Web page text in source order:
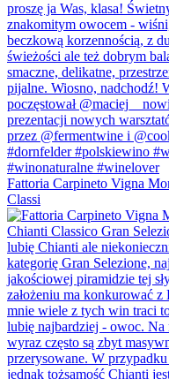
Fattoria Carpineto Vigna
Classi